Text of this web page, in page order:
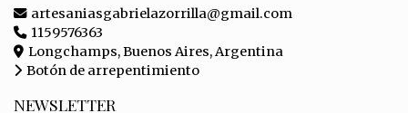
artesaniasgabrielazorrilla@gmail.com
1159576363
Longchamps, Buenos Aires, Argentina
Botón de arrepentimiento
NEWSLETTER